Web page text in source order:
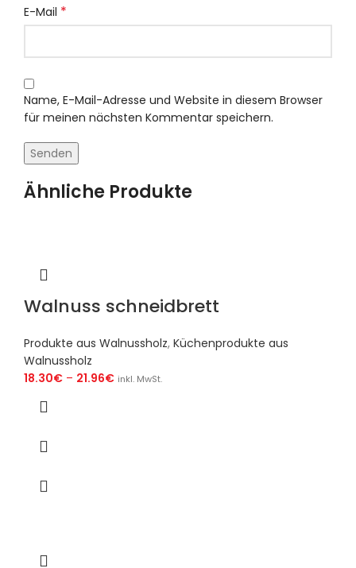
E-Mail *
Name, E-Mail-Adresse und Website in diesem Browser
für meinen nächsten Kommentar speichern.
Ähnliche Produkte
Walnuss schneidbrett
Produkte aus Walnussholz, Küchenprodukte aus
Walnussholz
18.30€ – 21.96€ inkl. MwSt.